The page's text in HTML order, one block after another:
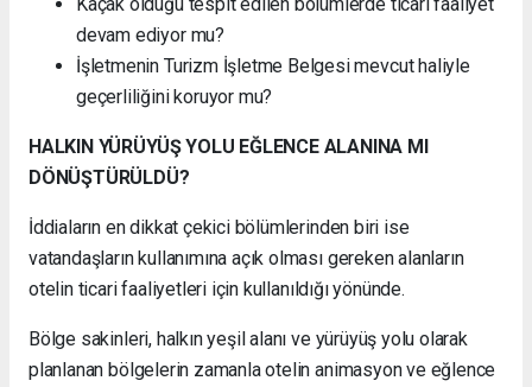
devam ediyor mu?
İşletmenin Turizm İşletme Belgesi mevcut haliyle
geçerliliğini koruyor mu?
HALKIN YÜRÜYÜŞ YOLU EĞLENCE ALANINA MI
DÖNÜŞTÜRÜLDÜ?
İddiaların en dikkat çekici bölümlerinden biri ise
vatandaşların kullanımına açık olması gereken alanların
otelin ticari faaliyetleri için kullanıldığı yönünde.
Bölge sakinleri, halkın yeşil alanı ve yürüyüş yolu olarak
planlanan bölgelerin zamanla otelin animasyon ve eğlence